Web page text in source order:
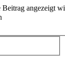
Beitrag angezeigt